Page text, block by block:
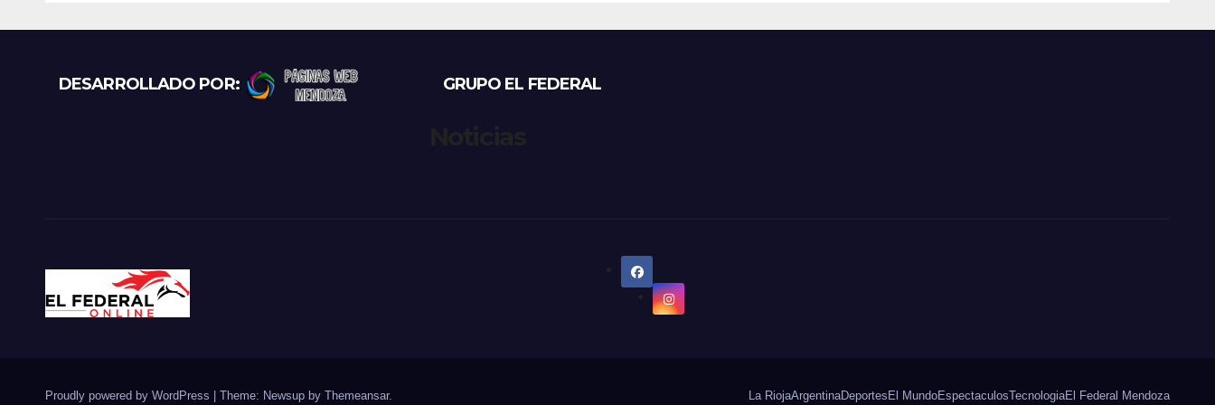
DESARROLLADO POR: GRUPO EL FEDERAL
Proudly powered by WordPress Theme: Newsup by Themeansar. La RiojaArgentinaDeportes El MundoEspectaculosTecnologiaEl Federal Mendoza